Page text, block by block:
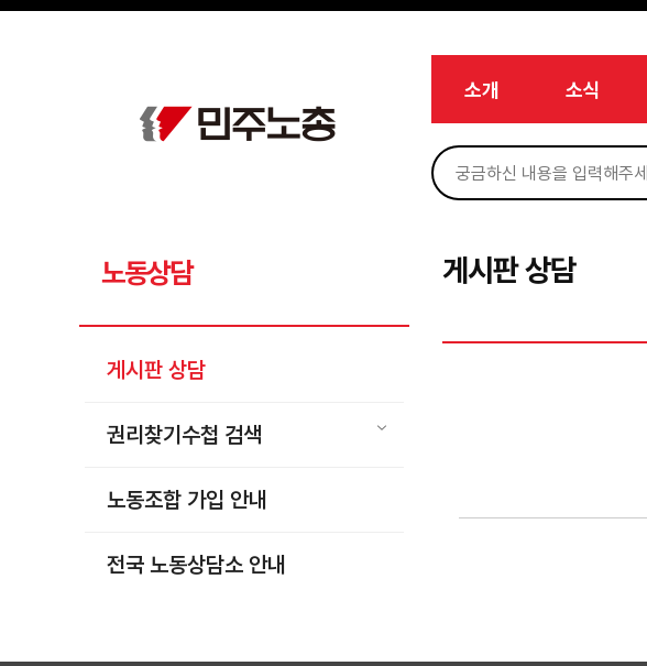
메뉴 건너뛰기
소개 소식
노동상담
게시판 상담
권리찾기수첩 검색
노동조합 가입 안내
전국 노동상담소 안내
게시판 상담
권리찾기수첩 검색
찾아보기
노동조합 가입 안내
Sketchbook5, 스케치북5
Sketchbook5, 스케치북5